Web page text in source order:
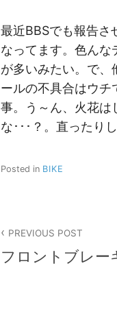
M
最近BBSでも報告さ
なってます。色ん
が多いみたい。で、
ールの不具合はウ
事。う～ん、火花は
な･･･？。直ったりし
Posted in BIKE
稿
PREVIOUS POST
フロントブレー